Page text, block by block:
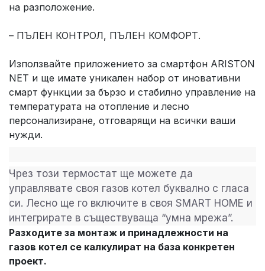
на разположение.
– ПЪЛЕН КОНТРОЛ, ПЪЛЕН КОМФОРТ.
Използвайте приложението за смартфон ARISTON
NET и ще имате уникален набор от иновативни
смарт функции за бързо и стабилно управление на
температурата на отопление и лесно
персонализиране, отговарящи на всички ваши
нужди.
Чрез този термостат ще можете да
управлявате своя газов котел буквално с гласа
си. Лесно ще го включите в своя SMART HOME и
интегрирате в съществуваща “умна мрежа”.
Разходите за монтаж и принадлежности на
газов котел се калкулират на база конкретен
проект.